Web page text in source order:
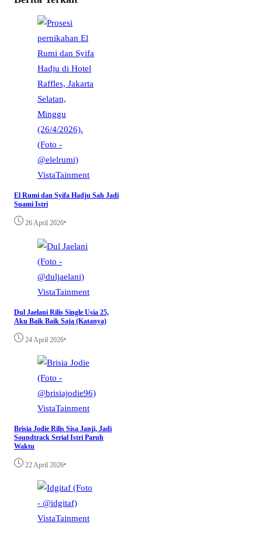
VistaTainment
El Rumi dan Syifa Hadju Sah Jadi
Suami Istri
26 April 2026•
VistaTainment
Dul Jaelani Rilis Single Usia 25,
Aku Baik Baik Saja (Katanya)
24 April 2026•
VistaTainment
Brisia Jodie Rilis Sisa Janji, Jadi
Soundtrack Serial Istri Paruh
Waktu
22 April 2026•
VistaTainment